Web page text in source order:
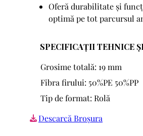
Oferă durabilitate și
optimă pe tot parcursul
SPECIFICAȚII TEHNICE
Grosime totală: 19 mm
Fibra firului: 50%PE 50%PP
Tip de format: Rolă
Descarcă Broșura